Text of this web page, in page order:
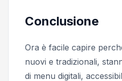
Conclusione
Ora è facile capire
nuovi e tradizionali,
di menu digitali,